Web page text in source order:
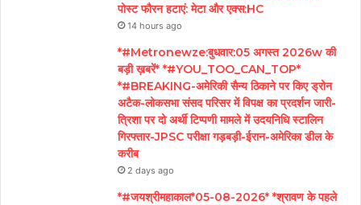
पोस्ट फौरन हटाएं: मेटा और एक्स:HC
14 hours ago
*#Metronewze:बुधवार:05 अगस्त 2026w की
बड़ी ख़बरें* *#YOU_TOO_CAN_TOP*
*#BREAKING-अमेरिकी सैन्य ठिकाने पर किए ड्रोन
अटैक-लोकसभा संसद परिसर में विपक्ष का प्रदर्शन जारी-
त्रिशा पर दो अर्थी टिप्पणी मामले में उदयनिधि स्टालिन
गिरफ्तार-JPSC परीक्षा गड़बड़ी-ईरान-अमेरिका डील के
करीब
2 days ago
*#जयश्रीमहाकाल*05-08-2026* *श्रावण के पहले